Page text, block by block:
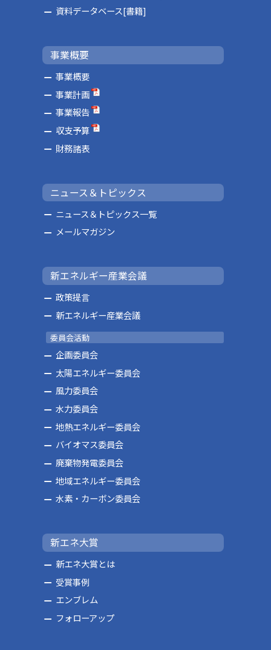
資料データベース[書籍]
事業概要
事業概要
事業計画
事業報告
収支予算
財務諸表
ニュース＆トピックス
ニュース＆トピックス一覧
メールマガジン
新エネルギー産業会議
政策提言
新エネルギー産業会議
委員会活動
企画委員会
太陽エネルギー委員会
風力委員会
水力委員会
地熱エネルギー委員会
バイオマス委員会
廃棄物発電委員会
地域エネルギー委員会
水素・カーボン委員会
新エネ大賞
新エネ大賞とは
受賞事例
エンブレム
フォローアップ